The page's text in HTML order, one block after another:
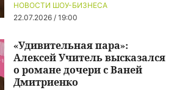
НОВОСТИ ШОУ-БИЗНЕСА
22.07.2026 / 19:00
«Удивительная пара»:
Алексей Учитель высказался
о романе дочери с Ваней
Дмитриенко